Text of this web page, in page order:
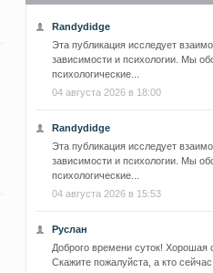
Randydidge
Эта публикация исследует
зависимости и психологии. Мы
психологические...
04 августа 2026 в 18:00
Randydidge
Эта публикация исследует
зависимости и психологии. Мы
психологические...
04 августа 2026 в 15:53
Руслан
Доброго времени суток! Хорошая
Скажите пожалуйста, а кто